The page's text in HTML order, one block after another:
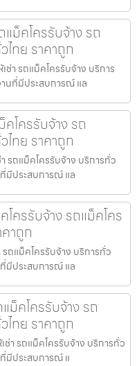
ม็คโครรับจ้าง รถ
ไทย ราคาถูก
า รถแม็คโครรับจ้าง บริการ
นที่มีประสบการณ์ แล
คโครรับจ้าง รถ
ไทย ราคาถูก
รถแม็คโครรับจ้าง บริการทั่ว
มีประสบการณ์ แล
โครรับจ้าง รถแม็คโคร
าถูก
รถแม็คโครรับจ้าง บริการทั่ว
มีประสบการณ์ แล
ม็คโครรับจ้าง รถ
ไทย ราคาถูก
ช่า รถแม็คโครรับจ้าง บริการทั่ว
มีประสบการณ์ แ